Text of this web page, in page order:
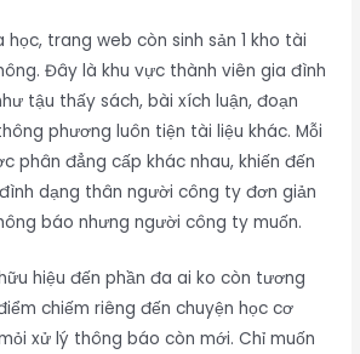
học, trang web còn sinh sản 1 kho tài
Đây là khu vực thành viên gia đình
tậu thấy sách, bài xích luận, đoạn
phương luôn tiện tài liệu khác. Mỗi
phân đẳng cấp khác nhau, khiến đến
dạng thân người công ty đơn giản
báo nhưng người công ty muốn.
hiệu đến phần đa ai ko còn tương
chiếm riêng đến chuyện học cơ
xử lý thông báo còn mới. Chỉ muốn